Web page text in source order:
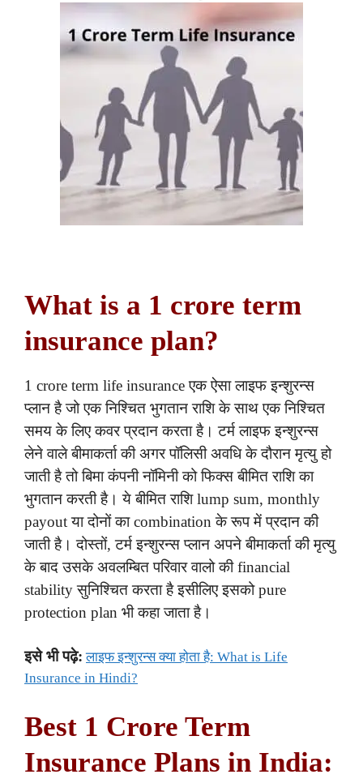
What is a 1 crore term
insurance plan?
1 crore term life insurance एक ऐसा लाइफ इन्शुरन्स
प्लान है जो एक निश्चित भुगतान राशि के साथ एक निश्चित
समय के लिए कवर प्रदान करता है। टर्म लाइफ इन्शुरन्स
लेने वाले बीमाकर्ता की अगर पॉलिसी अवधि के दौरान मृत्यु हो
जाती है तो बिमा कंपनी नॉमिनी को फिक्स बीमित राशि का
भुगतान करती है। ये बीमित राशि lump sum, monthly
payout या दोनों का combination के रूप में प्रदान की
जाती है। दोस्तों, टर्म इन्शुरन्स प्लान अपने बीमाकर्ता की मृत्यु
के बाद उसके अवलम्बित परिवार वालो की financial
stability सुनिश्चित करता है इसीलिए इसको pure
protection plan भी कहा जाता है।
इसे भी पढ़े: लाइफ इन्शुरन्स क्या होता है: What is Life
Insurance in Hindi?
Best 1 Crore Term
Insurance Plans in India: